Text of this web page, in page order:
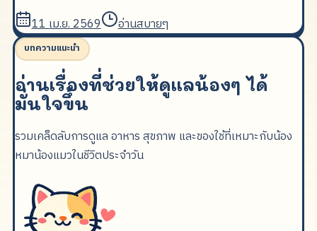
11 เม.ย. 2569
อ่านสบายๆ
บทความแนะนำ
อ่านเรื่องที่ช่วยให้ดูแลน้องๆ ได้
มั่นใจขึ้น
รวมเคล็ดลับการดูแล อาหาร สุขภาพ และของใช้ที่เหมาะกับน้อง
หมาน้องแมวในชีวิตประจำวัน